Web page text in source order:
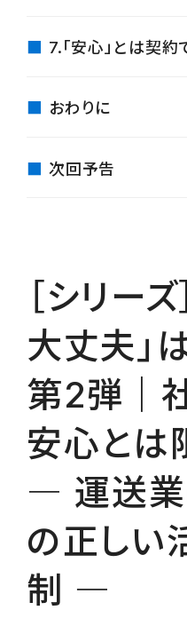
7.「安心」とは契
おわりに
次回予告
［シリー
大丈夫」
第2弾｜
安心とは
― 運送業
の正しい
制 ―